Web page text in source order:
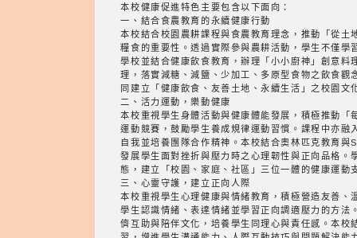
本校健康促進特色主要包含以下面向：
一、結合食農教育的永續健康行動
本校結合校園農耕課程與食農教育理念，推動「從
糧食的重要性。透過實際參與農耕活動，學生不僅
學校並結合健康飲食教育，辦理「小小廚神」創意
理，落實減糖、減鹽、少加工、多原型食物之飲食
同建立「健康飲食、友善土地、永續生活」之校園
二、活力運動，樂動健康
本校重視學生身體活動與健康體能發展，積極推動
運動競賽，鼓勵學生養成規律運動習慣。課程中亦
自我並培養團隊合作精神。本校結合奧林匹克教育
發展學生面對挫折與壓力時之心理韌性與正向品格
態，建立「校園、家庭、社區」三位一體的健康運動
三、心靈守護，建立正向人際
本校重視學生心理健康與情緒教育，積極營造友善
學生認識情緒、表達情緒並學習正向調適壓力的方
儕互助與陪伴文化，培養學生同理心與責任感。本